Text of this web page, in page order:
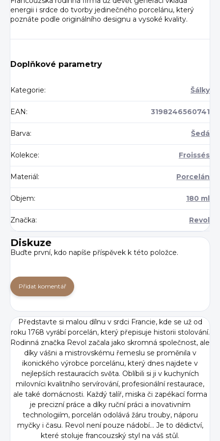
energii i srdce do tvorby jedinečného porcelánu, který
poznáte podle originálního designu a vysoké kvality.
Doplňkové parametry
Kategorie: Šálky
EAN: 3198246560741
Barva: Šedá
Kolekce: Froissés
Materiál: Porcelán
Objem: 180 ml
Značka: Revol
Diskuze
Buďte první, kdo napíše příspěvek k této položce.
Přidat komentář
Představte si malou dílnu v srdci Francie, kde se už od
roku 1768 vyrábí porcelán, který přepisuje historii stolování.
Rodinná značka Revol začala jako skromná společnost, ale
díky vášni a mistrovskému řemeslu se proměnila v
ikonického výrobce porcelánu, který dnes najdete v
nejlepších restauracích světa. Oblíbili si ji v kuchyních
milovníci kvalitního servírování, profesionální restaurace,
ale také domácnosti. Každý talíř, miska či zapékací forma
je precizní práce a díky ruční práci a inovativním
technologiím, porcelán odolává žáru trouby, náporu
myčky i času. Revol není pouze nádobí... Je to dědictví,
které stoluje francouzský styl na váš stůl.